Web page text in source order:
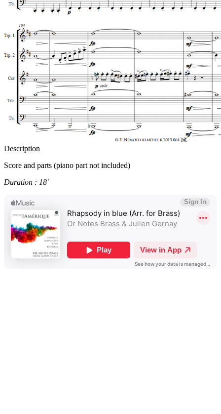
Description
Score and parts (piano part not included)
Duration : 18'